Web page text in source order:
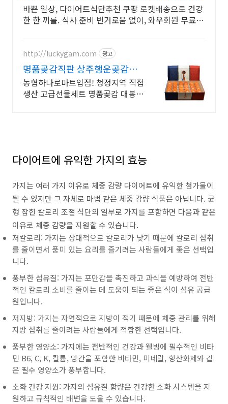
바쁜 일상, 다이어트식단추천 쿠팡 로켓배송으로 건강
한 한 끼를. 식사 준비 번거로움 없이, 와우회원 무료배
http://luckygam.com 광고
명품곶감직판 상주행운곶감농
원
농협하나로마트입점! 청정지역 직접
생산 고급선물세트 명품곶감 대봉반
다이어트에 유익한 가지의 효능
가지는 여러 가지 이유로 체중 감량 다이어트에 유익한 첨가물이
될 수 있지만 그 자체로 마법 같은 체중 감량 식품은 아닙니다. 균
형 잡힌 칼로리 조절 식단의 일부로 가지를 포함하면 다음과 같은
이유로 체중 감량을 지원할 수 있습니다.
저칼로리: 가지는 상대적으로 칼로리가 낮기 때문에 칼로리 섭취
를 줄이면서 풍미 있는 요리를 즐기려는 사람들에게 좋은 선택입
니다.
풍부한 섬유질: 가지는 포만감을 촉진하고 과식을 예방하여 전반
적인 칼로리 소비를 줄이는 데 도움이 되는 좋은 식이 섬유 공급
원입니다.
저지방: 가지는 자연적으로 지방이 적기 때문에 체중 관리를 위해
지방 섭취를 줄이려는 사람들에게 적합한 선택입니다.
풍부한 영양소: 가지에는 전반적인 건강과 웰빙에 필수적인 비타
민 B6, C, K, 칼륨, 망간을 포함한 비타민, 미네랄, 항산화제와 같
은 필수 영양소가 풍부합니다.
소화 건강 지원: 가지의 섬유질 함량은 건강한 소화 시스템을 지
원하고 규칙적인 배변을 도울 수 있습니다.